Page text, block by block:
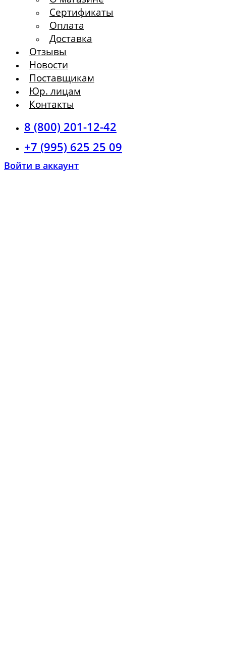
Сертификаты
Оплата
Доставка
Отзывы
Новости
Поставщикам
Юр. лицам
Контакты
8 (800) 201-12-42
+7 (995) 625 25 09
Войти в аккаунт